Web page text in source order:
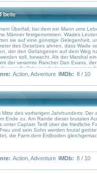
bete
Überfall, bei dem ein Mann ums
Männer festgenommen. Wades
sie auf eine günstige Gelegenheit,
des Gesetzes ahnen, dass Wade
der den Gefangenen auf dem Weg
soll, bewacht. Als der Marshal
der verarmte Rancher Dan Evans,
finanzielle Schwierigkeiten geraten ist,
beschwört ihn, sein eigenes Leben
Gemeinsam mit Wade macht er sich
Action Adventure IMDb: 8 / 10
Mitte des vorherigen Jahrhunderts: Der
Ende zu. Am Rande dieser brutalen
unter Captain Terill über die friedliche
und sein Sohn werden brutal
die Farm dem Erdboden
Action Adventure IMDb: 8 / 10